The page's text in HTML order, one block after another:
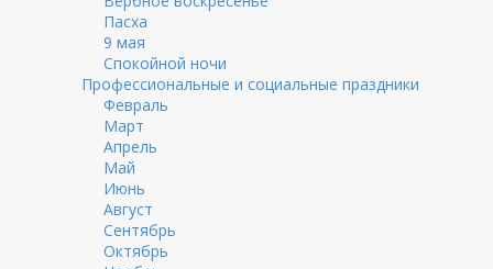
Пасха
9 мая
Спокойной ночи
Профессиональные и социальные праздники
Февраль
Март
Апрель
Май
Июнь
Август
Сентябрь
Октябрь